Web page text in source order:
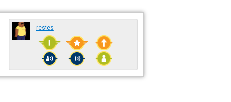
restes